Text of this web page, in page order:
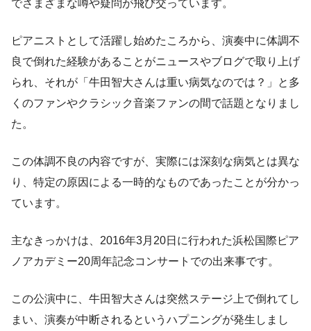
でさまざまな噂や疑問が飛び交っています。
ピアニストとして活躍し始めたころから、演奏中に体調不
良で倒れた経験があることがニュースやブログで取り上げ
られ、それが「牛田智大さんは重い病気なのでは？」と多
くのファンやクラシック音楽ファンの間で話題となりまし
た。
この体調不良の内容ですが、実際には深刻な病気とは異な
り、特定の原因による一時的なものであったことが分かっ
ています。
主なきっかけは、2016年3月20日に行われた浜松国際ピア
ノアカデミー20周年記念コンサートでの出来事です。
この公演中に、牛田智大さんは突然ステージ上で倒れてし
まい、演奏が中断されるというハプニングが発生しまし